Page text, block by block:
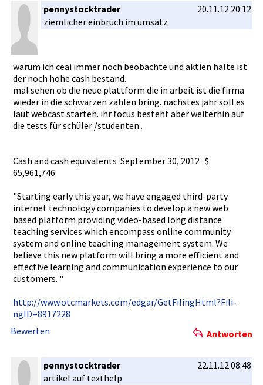
pennystocktrader
20.11.12 20:12
ziemlicher­ einbruch im umsatz
warum ich ceai immer noch beobachte und aktien halte ist
der noch hohe cash bestand.
mal sehen ob die neue plattform die in arbeit ist die firma
wieder in die schwarzen zahlen bring. nächstes jahr soll es
laut webcast starten. ihr focus besteht aber weiterhin auf
die tests für schüler /studenten­ .
Cash and cash equivalent­s Septe­mber 30, 2012 $
65,961,746­
"Starting early this year, we have engaged third-part­y
internet technology­ companies to develop a new web
based platform providing video-base­d long distance
teaching services which encompass online community
system and online teaching management­ system. We
believe this new platform will bring a more efficient and
effective learning and communicat­ion experience­ to our
customers.­ "
http://www­.otcmarket­s.com/edga­r/GetFilin­gHtml?Fili­
ngID=89172­28
Bewerten
Antworten
pennystocktrader
22.11.12 08:48
artikel auf texthelp